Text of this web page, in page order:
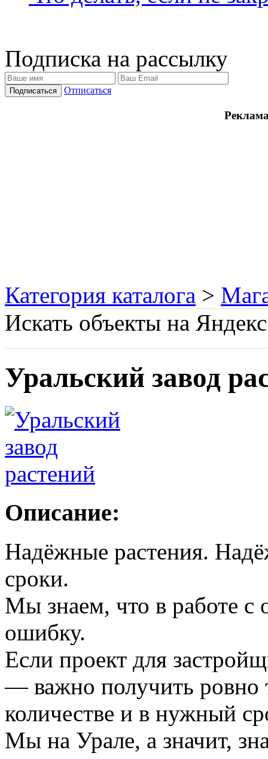
Подписка на рассылку
Отписаться
Категория каталога >
Искать объекты на
Уральский завод
Описание:
Надёжные растения.
сроки.
Мы знаем, что в работе с
ошибку.
Если проект для
— важно получить
количестве и в нужный
Мы на Урале, а значит,